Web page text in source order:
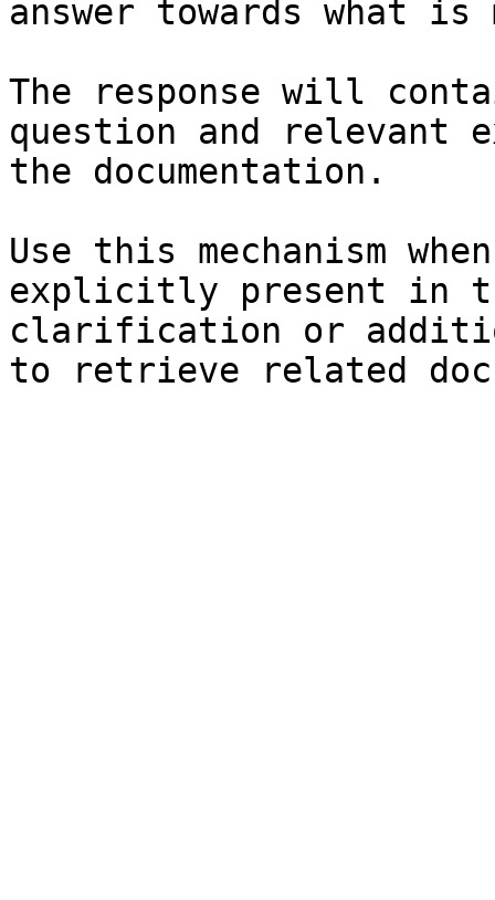
answer towards what
The response will
question and relevant
the documentation.
Use this mechanism
explicitly present in
clarification or